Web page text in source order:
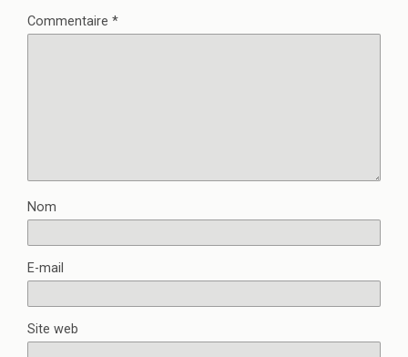
Commentaire *
Nom
E-mail
Site web